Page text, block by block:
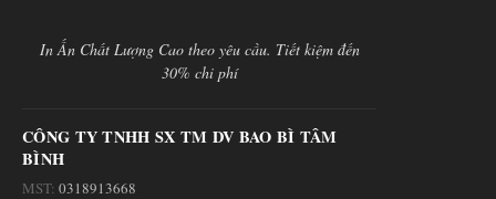
In Ấn Chất Lượng Cao theo yêu cầu. Tiết kiệm đến
30% chi phí
CÔNG TY TNHH SX TM DV BAO BÌ TÂM
BÌNH
MST: 0318913668